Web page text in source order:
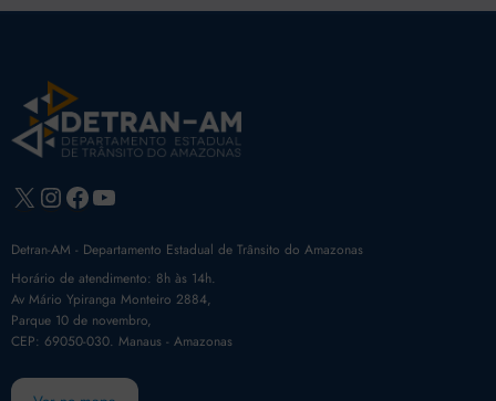
X Instagram
Facebook
Youtube
Detran-AM - Departamento Estadual de Trânsito do Amazonas
Horário de atendimento: 8h às 14h.
Av Mário Ypiranga Monteiro 2884,
Parque 10 de novembro,
CEP: 69050-030. Manaus - Amazonas